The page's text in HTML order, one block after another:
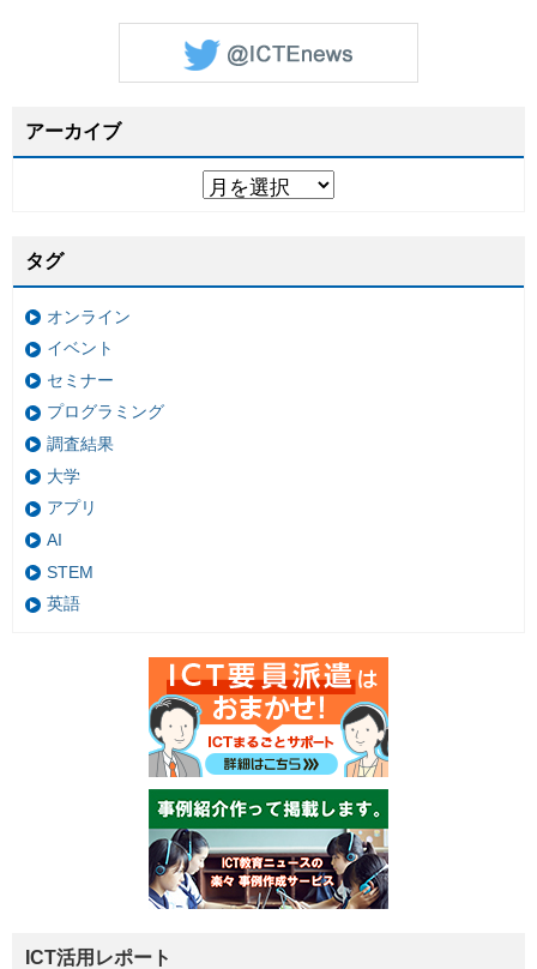
アーカイブ
タグ
オンライン
イベント
セミナー
プログラミング
調査結果
大学
アプリ
AI
STEM
英語
ICT活用レポート